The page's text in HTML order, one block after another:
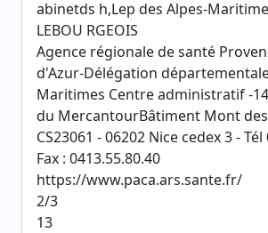
abinetds h,Lep des Alpes-
LEBOU RGEOIS
Agence régionale de santé
d'Azur-Délégation
Maritimes Centre administratif -
du MercantourBâtiment Mont
CS23061 - 06202 Nice cedex 3 -
Fax : 0413.55.80.40
https://www.paca.ars.sante.fr/
2/3
13